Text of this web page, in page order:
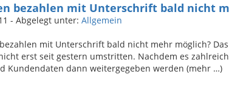
bezahlen mit Unterschrift bald nicht
- Abgelegt unter: Allgemein
mit Unterschrift bald nicht mehr möglich?
erst seit gestern umstritten. Nachdem es
Kundendaten dann weitergegeben werden (mehr …)